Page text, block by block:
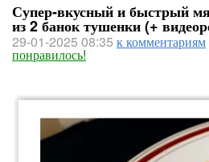
Супер-вкусный и быстрый
из 2 банок тушенки (+
29-01-2025 08:35 к комментариям
понравилось!